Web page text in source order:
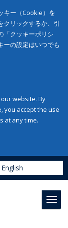
キー（Cookie）を
クリックするか、引
「クッキーポリシ
ーの設定はいつでも
website. By
you accept the use
at any time.
English